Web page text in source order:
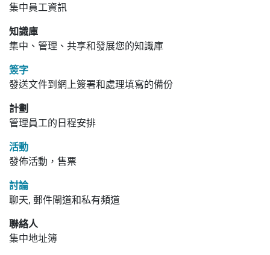
集中員工資訊
知識庫
集中、管理、共享和發展您的知識庫
簽字
發送文件到網上簽署和處理填寫的備份
計劃
管理員工的日程安排
活動
發佈活動，售票
討論
聊天, 郵件閘道和私有頻道
聯絡人
集中地址簿